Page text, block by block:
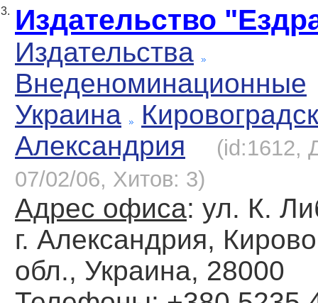
3. Издательство
Издательства
Внеденоминационные
Украина
Александрия
(id:1612,
07/02/06, Хитов: 3)
Адрес офиса: ул. К.
г. Александрия,
обл., Украина, 28000